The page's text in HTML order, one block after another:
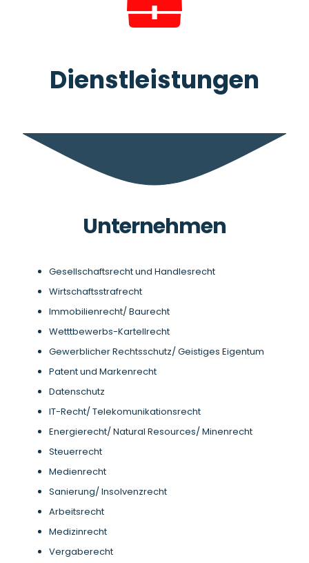
Dienstleistungen
Unternehmen
Gesellschaftsrecht und Handlesrecht
Wirtschaftsstrafrecht
Immobilienrecht/ Baurecht
Wetttbewerbs-Kartellrecht
Gewerblicher Rechtsschutz/ Geistiges Eigentum
Patent und Markenrecht
Datenschutz
IT-Recht/ Telekomunikationsrecht
Energierecht/ Natural Resources/ Minenrecht
Steuerrecht
Medienrecht
Sanierung/ Insolvenzrecht
Arbeitsrecht
Medizinrecht
Vergaberecht